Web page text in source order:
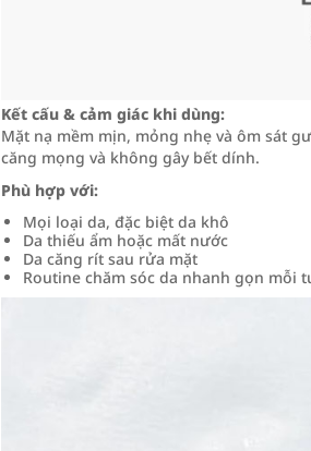
Kết cấu & cảm giác khi dùng:
Mặt nạ mềm mịn, mỏng nhẹ và ôm sát
căng mọng và không gây bết dính.
Phù hợp với:
Mọi loại da, đặc biệt da khô
Da thiếu ẩm hoặc mất nước
Da căng rít sau rửa mặt
Routine chăm sóc da nhanh gọn mỗi